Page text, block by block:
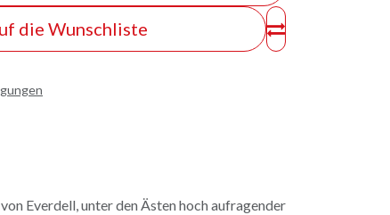
die Wunschliste
Everdell, unter den Ästen hoch aufragender